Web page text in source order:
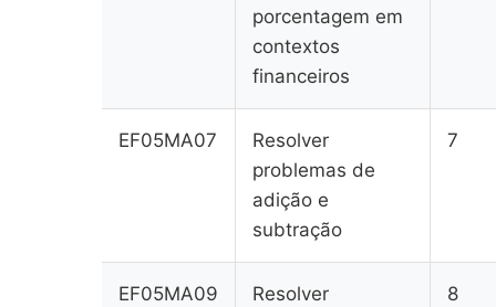
porcentagem em
contextos
financeiros
EF05MA07
Resolver
problemas de
adição e
subtração
7
EF05MA09
Resolver
8